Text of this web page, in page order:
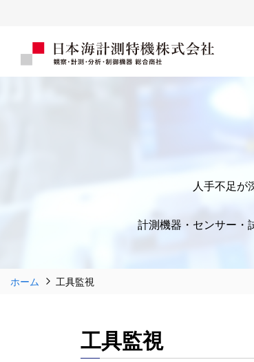
人手不足が
計測機器・センサー・
ホーム 工具監視
工具監視